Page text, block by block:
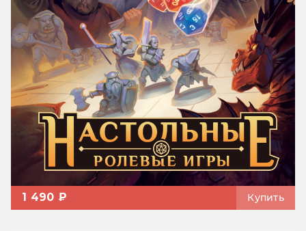
1 490 ₽ Купить